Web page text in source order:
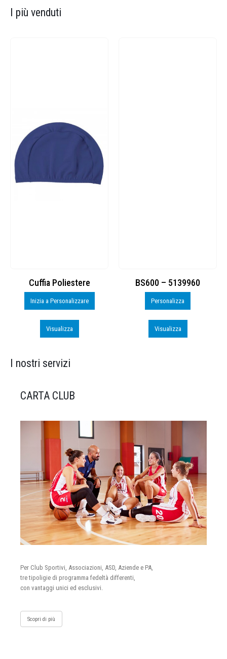
I più venduti
Cuffia Poliestere
Inizia a Personalizzare
Visualizza
BS600 – 5139960
Personalizza
Visualizza
I nostri servizi
CARTA CLUB
Per Club Sportivi, Associazioni, ASD, Aziende e PA,
tre tipoligie di programma fedeltà differenti,
con vantaggi unici ed esclusivi.
Scopri di più